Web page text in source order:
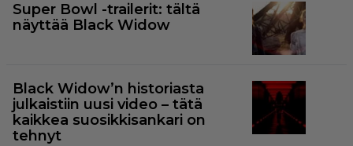
Super Bowl -trailerit: tältä
näyttää Black Widow
Black Widow’n historiasta
julkaistiin uusi video – tätä
kaikkea suosikkisankari on
tehnyt